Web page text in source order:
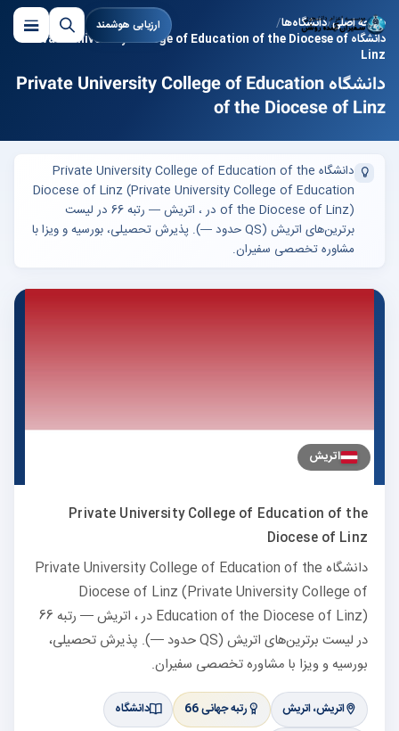
ارزیابی هوشمند صفحه اصلی دانشگاه‌ها
دانشگاه Private University College of Education of the Diocese of
Linz
دانشگاه Private University College of Education
of the Diocese of Linz
دانشگاه Private University College of Education of the
Diocese of Linz (Private University College of Education
of the Diocese of Linz) در ، اتریش — رتبه 66 در لیست
برترین‌های اتریش (QS حدود —). پذیرش تحصیلی، بورسیه و ویزا با
مشاوره تخصصی سفیران.
Private University College of Education of the
Diocese of Linz
دانشگاه Private University College of Education of the
Diocese of Linz (Private University College of
Education of the Diocese of Linz) در ، اتریش — رتبه 66
در لیست برترین‌های اتریش (QS حدود —). پذیرش تحصیلی،
بورسیه و ویزا با مشاوره تخصصی سفیران.
اتریش، اتریش رتبه جهانی 66
دانشگاه
اتریش